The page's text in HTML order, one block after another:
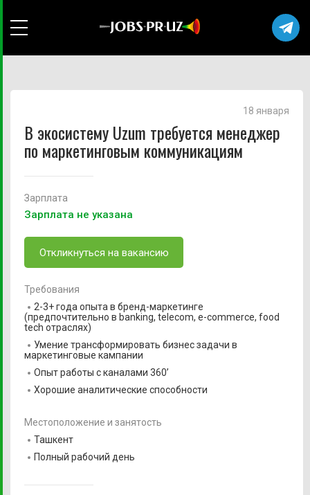
В экосистему Uzum требуется менеджер
по маркетинговым коммуникациям
18 января
Зарплата
Зарплата не указана
Откликнуться на вакансию
Требования
2-3+ года опыта в бренд-маркетинге
(предпочтительно в banking, telecom, e-commerce, food
tech отраслях)
Умение трансформировать бизнес задачи в
маркетинговые кампании
Опыт работы с каналами 360’
Хорошие аналитические способности
Местоположение и занятость
Ташкент
Полный рабочий день